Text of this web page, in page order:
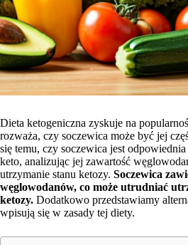
Dieta ketogeniczna zyskuje na
rozważa, czy soczewica może być jej
się temu, czy soczewica jest
keto, analizując jej zawartość
utrzymanie stanu ketozy. Soczewica
węglowodanów, co może utrudniać
ketozy. Dodatkowo przedstawiamy
wpisują się w zasady tej diety.